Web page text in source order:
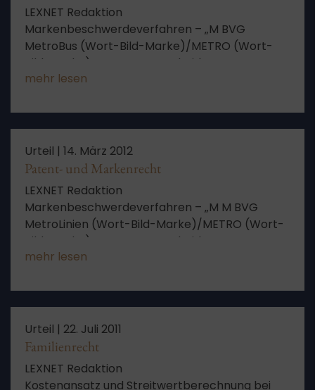
LEXNET Redaktion
Markenbeschwerdeverfahren – „M BVG
MetroBus (Wort-Bild-Marke)/METRO (Wort-
Bild-Marke)“ – Kostenentscheidung – zum
Antrag auf Auferlegung der Kosten des
Rücknahme der Anhörungsrüge –
Gerichtsgebühren entstehen nicht – im Sinne
der Kostenfestsetzung notwendige
außergerichtliche Auslagen entstehen nicht
mehr lesen
Urteil | 14. März 2012
Patent- und Markenrecht
LEXNET Redaktion
Markenbeschwerdeverfahren – „M M BVG
MetroLinien (Wort-Bild-Marke)/METRO (Wort-
Bild-Marke)“ – Kostenentscheidung – zum
Antrag auf Auferlegung der Kosten des
Rücknahme der Anhörungsrüge –
Gerichtsgebühren entstehen nicht – im Sinne
der Kostenfestsetzung notwendige
außergerichtliche Auslagen entstehen nicht
mehr lesen
Urteil | 22. Juli 2011
Familienrecht
LEXNET Redaktion
Kostenansatz und Streitwertberechnung bei